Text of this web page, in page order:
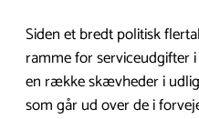
Siden et bredt politisk
ramme for serviceudgifter
en række skævheder i
som går ud over de i